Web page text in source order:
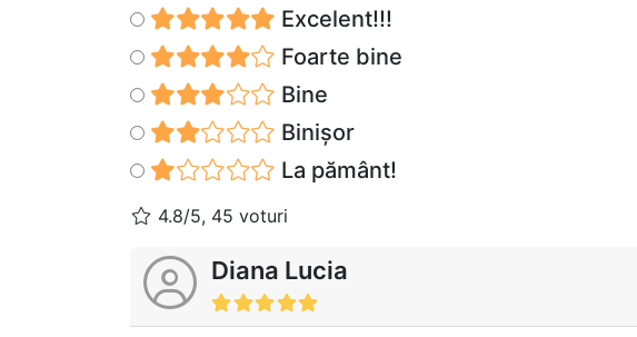
Excelent!!!
Foarte bine
Bine
Binișor
La pământ!
4.8/5, 45 voturi
Diana Lucia